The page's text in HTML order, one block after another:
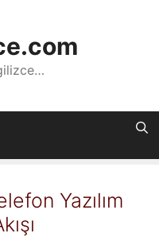
Yazılım